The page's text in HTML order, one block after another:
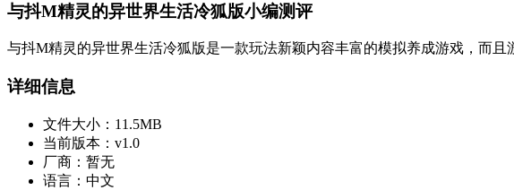
与抖M精灵的异世界生活冷狐版小编测评
与抖M精灵的异世界生活冷狐版是一款玩法新颖内容丰富的模拟养成游戏，而
详细信息
文件大小： 11.5MB
当前版本： v1.0
厂商： 暂无
语言： 中文